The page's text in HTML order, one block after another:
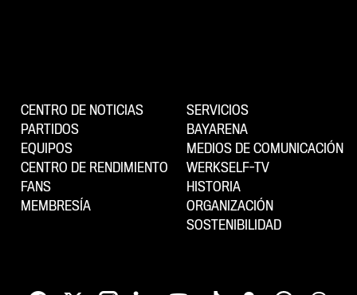
CENTRO DE NOTICIAS
PARTIDOS
EQUIPOS
CENTRO DE RENDIMIENTO
FANS
MEMBRESÍA
SERVICIOS
BAYARENA
MEDIOS DE COMUNICACIÓN
WERKSELF-TV
HISTORIA
ORGANIZACIÓN
SOSTENIBILIDAD